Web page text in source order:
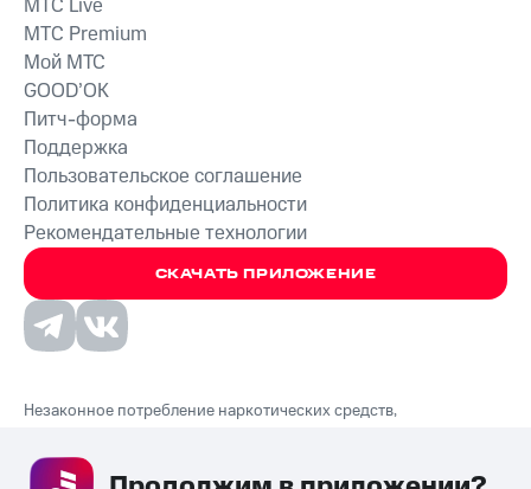
СКАЧАТЬ ПРИЛОЖЕНИЕ
MTС Live
MTС Premium
Мой МТС
GOOD’OK
Питч-форма
Поддержка
Пользовательское соглашение
Политика конфиденциальности
Рекомендательные технологии
Незаконное потребление наркотических средств,
их незаконный оборот запрещён и влечёт установленную
законодательством ответственность.